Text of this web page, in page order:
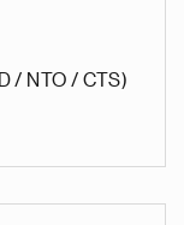
/ NTO / CTS)